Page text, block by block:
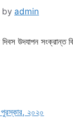
by admin
উদযাপন সংক্রান্ত
পুরস্কার, ২০২০